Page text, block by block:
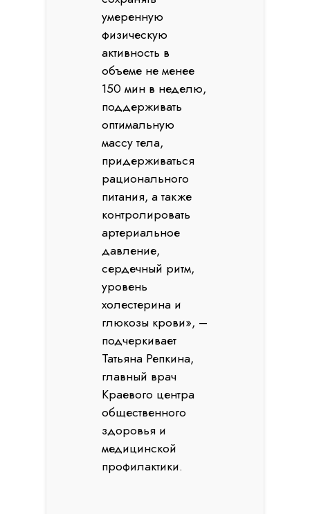
умеренную
физическую
активность в
объеме не менее
150 мин в неделю,
поддерживать
оптимальную
массу тела,
придерживаться
рационального
питания, а также
контролировать
артериальное
давление,
сердечный ритм,
уровень
холестерина и
глюкозы крови», –
подчеркивает
Татьяна Репкина,
главный врач
Краевого центра
общественного
здоровья и
медицинской
профилактики.